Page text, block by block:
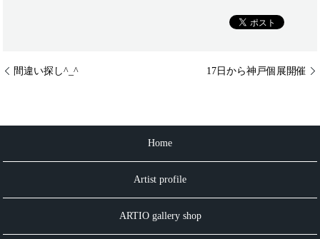
間違い探し^_^ 17日から神戸個展開催
Home
Artist profile
ARTIO gallery shop